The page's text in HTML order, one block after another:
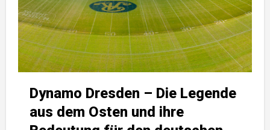
Dynamo Dresden – Die Legende
aus dem Osten und ihre